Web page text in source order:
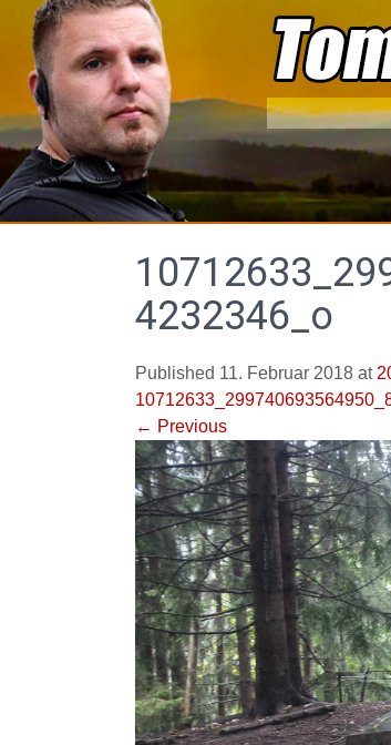
content
4232346_o
Published 11. Februar 2018 at
← Previous